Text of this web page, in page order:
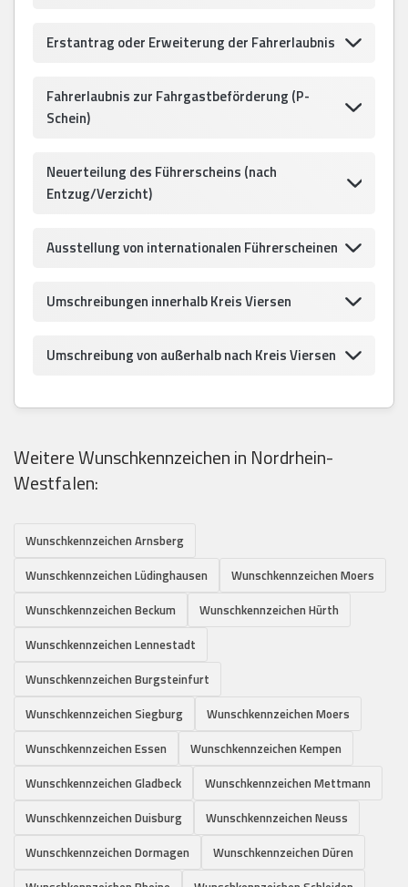
Erstantrag oder Erweiterung der Fahrerlaubnis
Fahrerlaubnis zur Fahrgastbeförderung (P-
Schein)
Neuerteilung des Führerscheins (nach
Entzug/Verzicht)
Ausstellung von internationalen Führerscheinen
Umschreibungen innerhalb Kreis Viersen
Umschreibung von außerhalb nach Kreis Viersen
Weitere Wunschkennzeichen in Nordrhein-
Westfalen:
Wunschkennzeichen Arnsberg
Wunschkennzeichen Lüdinghausen
Wunschkennzeichen Moers
Wunschkennzeichen Beckum
Wunschkennzeichen Hürth
Wunschkennzeichen Lennestadt
Wunschkennzeichen Burgsteinfurt
Wunschkennzeichen Siegburg
Wunschkennzeichen Moers
Wunschkennzeichen Essen
Wunschkennzeichen Kempen
Wunschkennzeichen Gladbeck
Wunschkennzeichen Mettmann
Wunschkennzeichen Duisburg
Wunschkennzeichen Neuss
Wunschkennzeichen Dormagen
Wunschkennzeichen Düren